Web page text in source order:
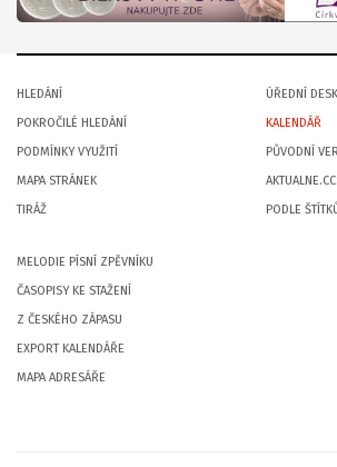
HLEDÁNÍ
POKROČILÉ HLEDÁNÍ
PODMÍNKY VYUŽITÍ
MAPA STRÁNEK
TIRÁŽ
ÚŘEDNÍ
KALENDÁŘ
PŮVODNÍ
PODLE
MELODIE PÍSNÍ ZPĚVNÍKU
ČASOPISY KE STAŽENÍ
Z ČESKÉHO ZÁPASU
EXPORT KALENDÁŘE
MAPA ADRESÁŘE